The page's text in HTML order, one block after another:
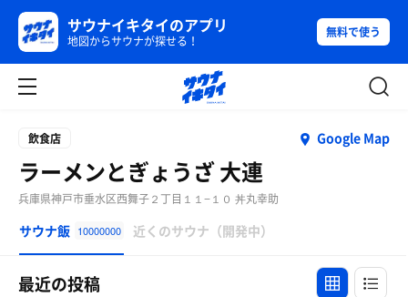
サウナイキタイのアプリ
地図からサウナが探せる！
無料で使う
飲食店 Google Map
ラーメンとぎょうざ 大連
兵庫県神戸市垂水区西舞子２丁目１１−１０ 丼丸幸助
サウナ飯 10000000 近くのサウナ（開発中）
最近の投稿